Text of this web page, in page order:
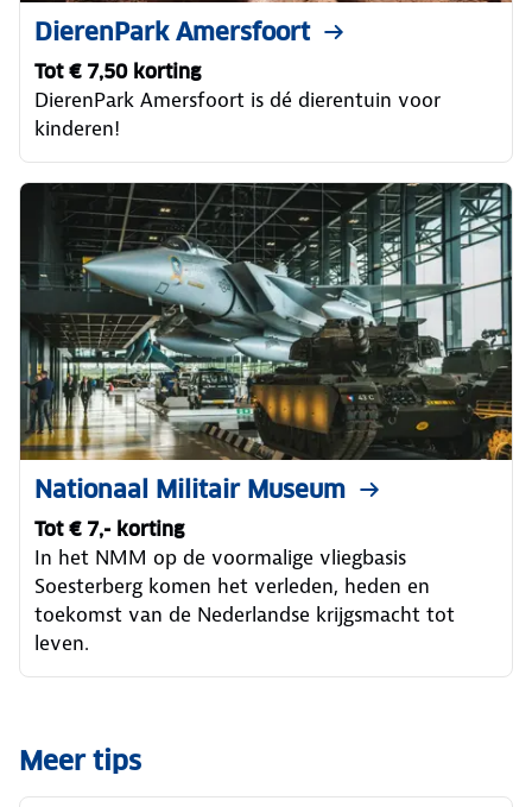
DierenPark Amersfoort
Tot € 7,50 korting
DierenPark Amersfoort is dé dierentuin voor
kinderen!
Nationaal Militair Museum
Tot € 7,- korting
In het NMM op de voormalige vliegbasis
Soesterberg komen het verleden, heden en
toekomst van de Nederlandse krijgsmacht tot
leven.
Meer tips